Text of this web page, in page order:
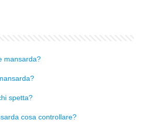
mansarda?
spetta?
cosa controllare?